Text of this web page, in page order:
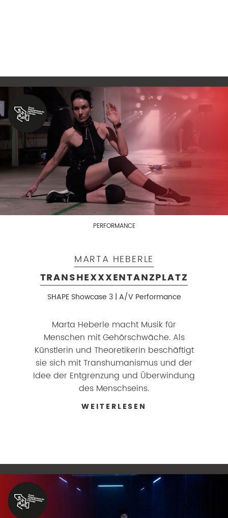
PERFORMANCE
MARTA HEBERLE
TRANSHEXXXENTANZPLATZ
SHAPE Showcase 3 | A/V Performance
Marta Heberle macht Musik für
Menschen mit Gehörschwäche. Als
Künstlerin und Theoretikerin beschäftigt
sie sich mit Transhumanismus und der
Idee der Entgrenzung und Überwindung
des Menschseins.
WEITERLESEN